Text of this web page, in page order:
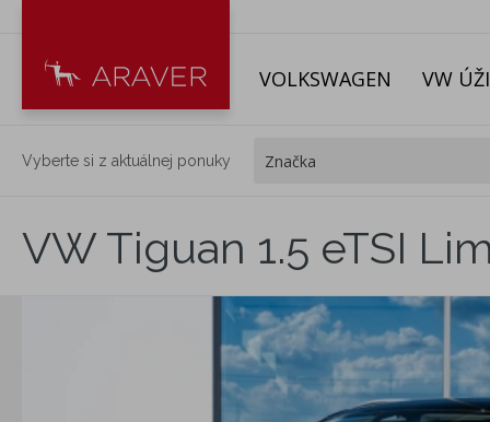
VOLKSWAGEN VW
Vyberte si z aktuálnej ponuky
VW Tiguan 1.5 eTSI